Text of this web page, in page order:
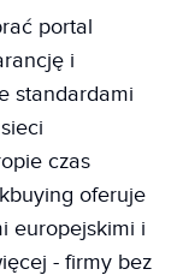
portal
i
standardami
czas
oferuje
europejskimi i
- firmy bez